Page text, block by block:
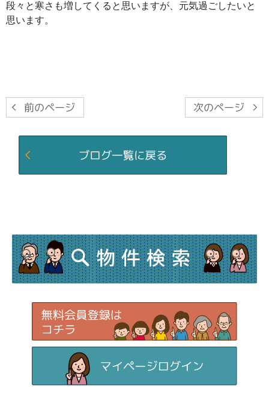
段々と寒さも増してくると思いますが、元気過ごしたいと
思います。